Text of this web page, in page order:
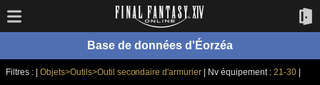
Base de données d'Éorzéa
Filtres : | Objets>Outils>Outil secondaire d'armurier | Nv équipement : 21-30|